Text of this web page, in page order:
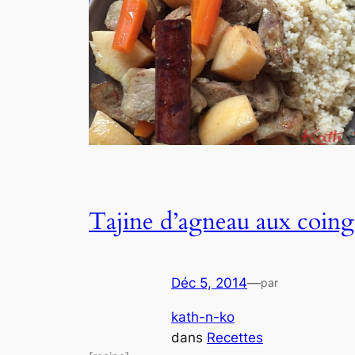
Tajine d’agneau aux
Déc 5, 2014—par
kath-n-ko
dans Recettes